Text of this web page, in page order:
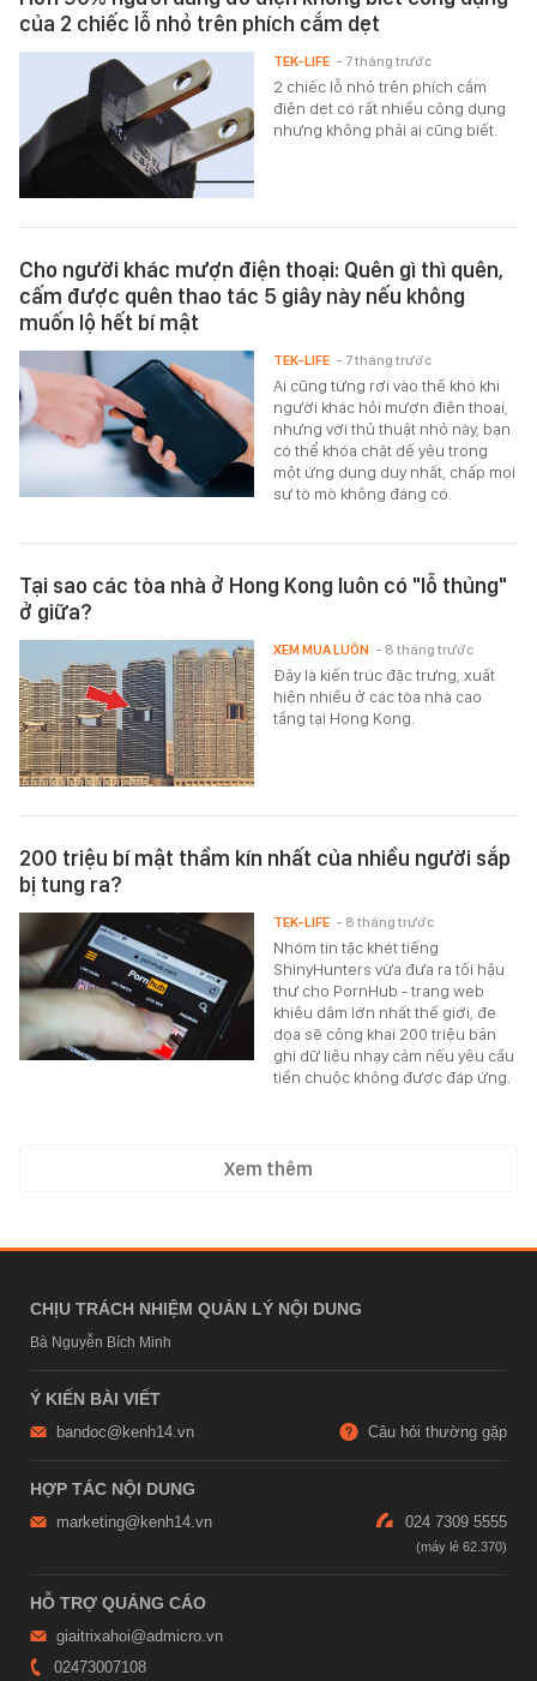
của 2 chiếc lỗ nhỏ trên phích cắm dẹt
2 chiếc lỗ nhỏ trên phích cắm
điện dẹt có rất nhiều công dụng
nhưng không phải ai cũng biết.
TEK-LIFE - 7 tháng trước
Cho người khác mượn điện thoại: Quên gì thì quên,
cấm được quên thao tác 5 giây này nếu không
muốn lộ hết bí mật
Ai cũng từng rơi vào thế khó khi
người khác hỏi mượn điện thoại,
nhưng với thủ thuật nhỏ này, bạn
có thể khóa chặt dế yêu trong
một ứng dụng duy nhất, chấp mọi
sự tò mò không đáng có.
TEK-LIFE - 7 tháng trước
Tại sao các tòa nhà ở Hong Kong luôn có "lỗ thủng"
ở giữa?
Đây là kiến trúc đặc trưng, xuất
hiện nhiều ở các tòa nhà cao
tầng tại Hong Kong.
XEM MUA LUÔN - 8 tháng trước
200 triệu bí mật thầm kín nhất của nhiều người sắp
bị tung ra?
Nhóm tin tặc khét tiếng
ShinyHunters vừa đưa ra tối hậu
thư cho PornHub - trang web
khiêu dâm lớn nhất thế giới, đe
dọa sẽ công khai 200 triệu bản
ghi dữ liệu nhạy cảm nếu yêu cầu
tiền chuộc không được đáp ứng.
TEK-LIFE - 8 tháng trước
Xem thêm
CHỊU TRÁCH NHIỆM QUẢN LÝ NỘI DUNG
Bà Nguyễn Bích Minh
Ý KIẾN BÀI VIẾT
bandoc@kenh14.vn Câu hỏi thường gặp
HỢP TÁC NỘI DUNG
marketing@kenh14.vn 024 7309 5555
HỖ TRỢ QUẢNG CÁO
giaitrixahoi@admicro.vn
02473007108